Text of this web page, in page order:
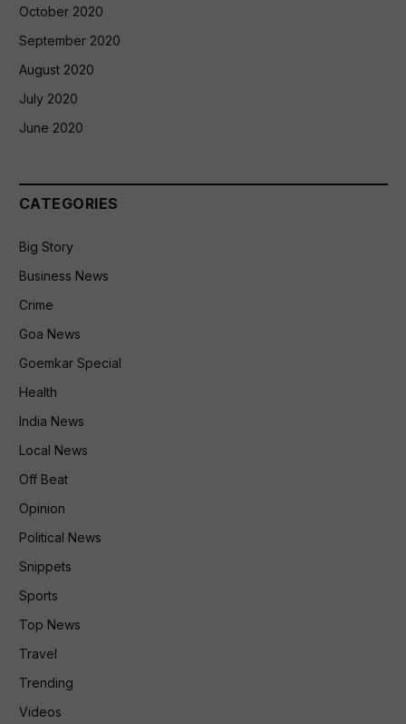
October 2020
September 2020
August 2020
July 2020
June 2020
CATEGORIES
Big Story
Business News
Crime
Goa News
Goemkar Special
Health
India News
Local News
Off Beat
Opinion
Political News
Snippets
Sports
Top News
Travel
Trending
Videos